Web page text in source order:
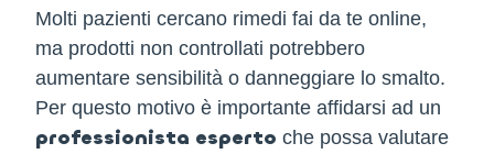
Molti pazienti cercano rimedi fai da te online,
ma prodotti non controllati potrebbero
aumentare sensibilità o danneggiare lo smalto.
Per questo motivo è importante affidarsi ad un
professionista esperto che possa valutare